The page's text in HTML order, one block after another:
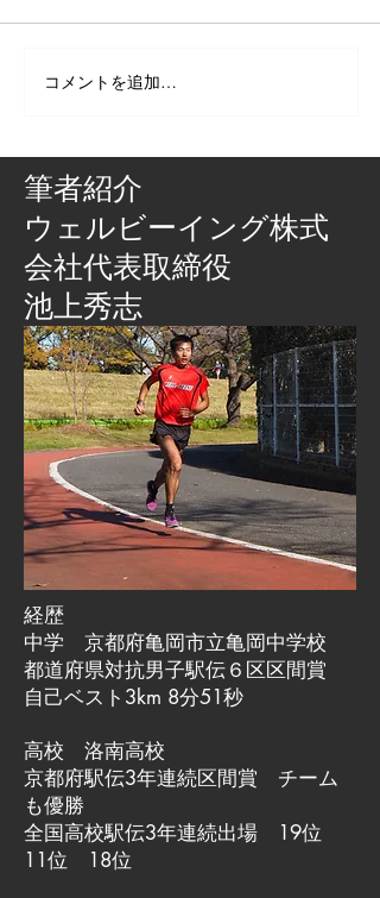
コメントを追加…
筆者紹介
​ウェルビーイング株式
会社代表取締役
池上秀志
経歴
中学 京都府亀岡市立亀岡中学校
都道府県対抗男子駅伝６区区間賞
自己ベスト3km 8分51秒
高校 洛南高校
京都府駅伝3年連続区間賞 チーム
も優勝
全国高校駅伝3年連続出場 19位
11位 18位